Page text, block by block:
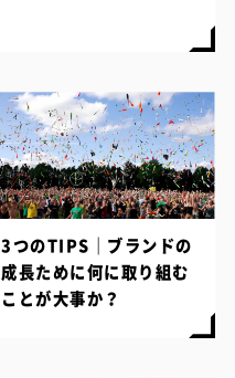
3つのTIPS｜ブランドの
成長ために何に取り組む
ことが大事か？